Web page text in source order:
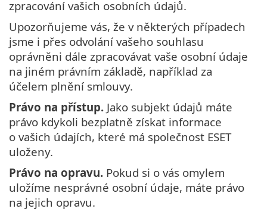
zpracování vašich osobních údajů.
Upozorňujeme vás, že v některých případech
jsme i přes odvolání vašeho souhlasu
oprávněni dále zpracovávat vaše osobní údaje
na jiném právním základě, například za
účelem plnění smlouvy.
Právo na přístup. Jako subjekt údajů máte
právo kdykoli bezplatně získat informace
o vašich údajích, které má společnost ESET
uloženy.
Právo na opravu. Pokud si o vás omylem
uložíme nesprávné osobní údaje, máte právo
na jejich opravu.